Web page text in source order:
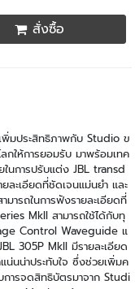
สั่งซื้อ
มประสิทธิภาพกับ Studio ข
ให้การยอมรับ มาพร้อมเทค
นการปรับแต่ง JBL transd
ละเอียดที่ชัดเจนแม่นยำ และ
ารถในการฟังรายละเอียดที่
MkII สามารถใช้ได้กับทุ
Control Waveguide แ
305P MkII มีรายละเอียด
นน่าประทับใจ ซึ่งช่วยเพิ่มค
การจดสิทธิบัตรมาจาก Studi